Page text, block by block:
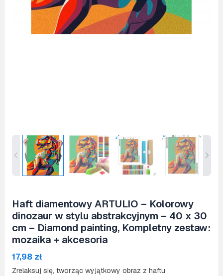
Haft diamentowy ARTULIO – Kolorowy
dinozaur w stylu abstrakcyjnym – 40 x 30
cm – Diamond painting, Kompletny zestaw:
mozaika + akcesoria
17,98 zł
Zrelaksuj się, tworząc wyjątkowy obraz z haftu